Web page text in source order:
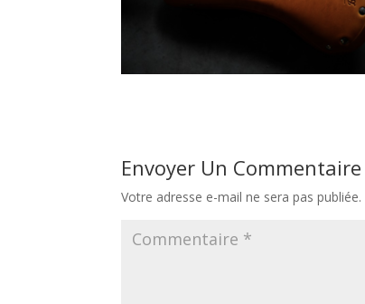
Envoyer Un Commentaire
Votre adresse e-mail ne sera pas publiée.